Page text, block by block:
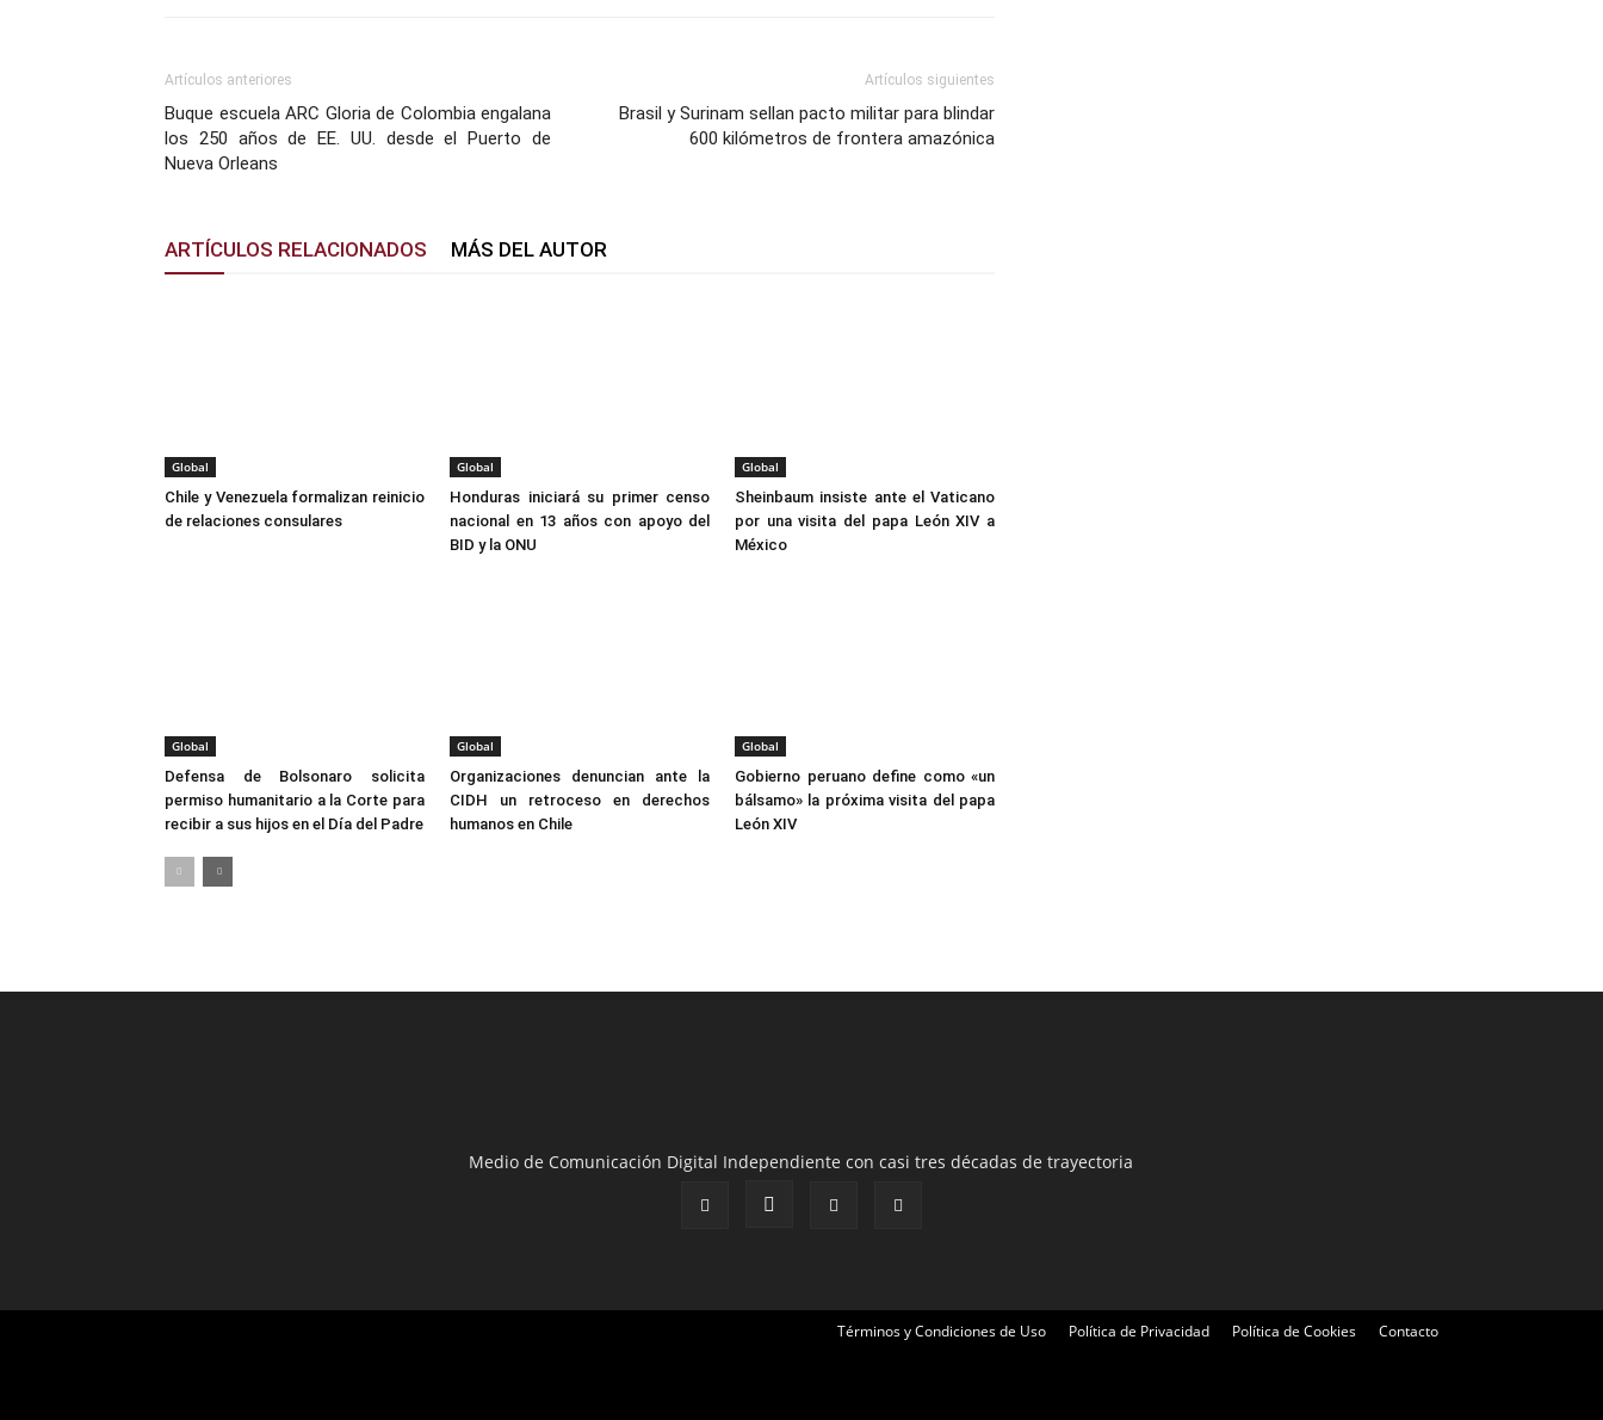
Artículos anteriores
Buque escuela ARC Gloria de Colombia engalana
los 250 años de EE. UU. desde el Puerto de
Nueva Orleans
Artículos siguientes
Brasil y Surinam sellan pacto militar para blindar
600 kilómetros de frontera amazónica
ARTÍCULOS RELACIONADOS MÁS DEL AUTOR
Global
Chile y Venezuela formalizan reinicio
de relaciones consulares
Global
Honduras iniciará su primer censo
nacional en 13 años con apoyo del
BID y la ONU
Global
Sheinbaum insiste ante el Vaticano
por una visita del papa León XIV a
México
Global
Defensa de Bolsonaro solicita
permiso humanitario a la Corte para
recibir a sus hijos en el Día del Padre
Global
Organizaciones denuncian ante la
CIDH un retroceso en derechos
humanos en Chile
Global
Gobierno peruano define como «un
bálsamo» la próxima visita del papa
León XIV
Medio de Comunicación Digital Independiente con casi tres décadas de trayectoria
Términos y Condiciones de Uso Política de Privacidad Política de Cookies Contacto